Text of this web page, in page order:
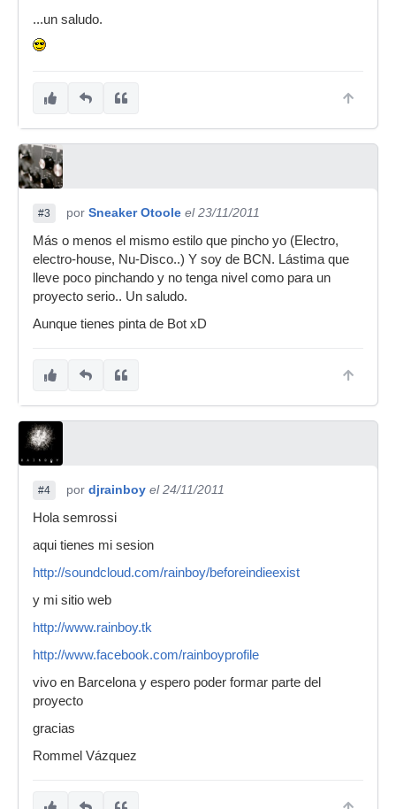
...un saludo.
#3 por Sneaker Otoole el 23/11/2011
Más o menos el mismo estilo que pincho yo (Electro,
electro-house, Nu-Disco..) Y soy de BCN. Lástima que
lleve poco pinchando y no tenga nivel como para un
proyecto serio.. Un saludo.
Aunque tienes pinta de Bot xD
#4 por djrainboy el 24/11/2011
Hola semrossi
aqui tienes mi sesion
http://soundcloud.com/rainboy/beforeindieexist
y mi sitio web
http://www.rainboy.tk
http://www.facebook.com/rainboyprofile
vivo en Barcelona y espero poder formar parte del
proyecto
gracias
Rommel Vázquez